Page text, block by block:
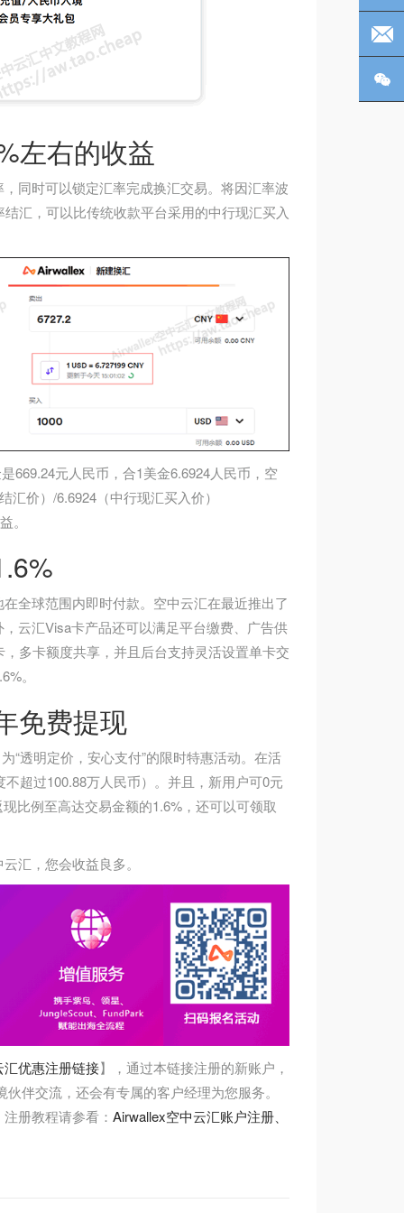
左右的收益
同时可以锁定汇率完成换汇交易。将因汇率波
汇，可以比传统收款平台采用的中行现汇买入
669.24元人民币，合1美金6.6924人民币，空
价）/6.6924（中行现汇买入价）
。
全球范围内即时付款。空中云汇在最近推出了
云汇Visa卡产品还可以满足平台缴费、广告供
多卡额度共享，并且后台支持灵活设置单卡交
。
免费提现
“透明定价，安心支付”的限时特惠活动。在活
超过100.88万人民币）。并且，新用户可0元
比例至高达交易金额的1.6%，还可以可领取
汇，您会收益良多。
汇优惠注册链接】，通过本链接注册的新账户，
伴交流，还会有专属的客户经理为您服务。
册教程请参看： Airwallex空中云汇账户注册、
电
微